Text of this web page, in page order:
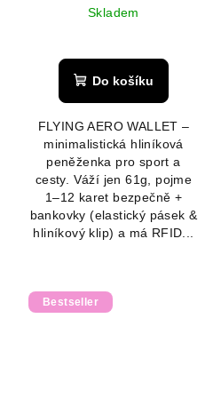
Skladem
Do košíku
FLYING AERO WALLET –
minimalistická hliníková
peněženka pro sport a
cesty. Váží jen 61g, pojme
1–12 karet bezpečně +
bankovky (elastický pásek &
hliníkový klip) a má RFID...
Bestseller